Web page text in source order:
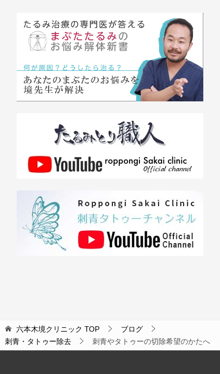
六本木境クリニック TOP
ブログ
刺青・タトゥー除去
刺青やタトゥーの切除希望のかたへ